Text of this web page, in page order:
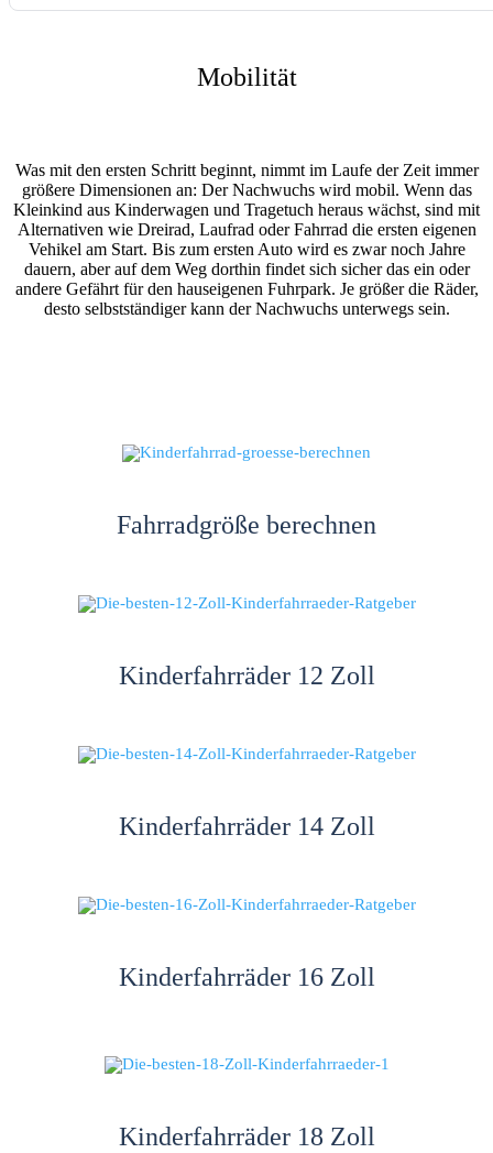
Mobilität
Was mit den ersten Schritt beginnt, nimmt im Laufe der Zeit immer
größere Dimensionen an: Der Nachwuchs wird mobil. Wenn das
Kleinkind aus Kinderwagen und Tragetuch heraus wächst, sind mit
Alternativen wie Dreirad, Laufrad oder Fahrrad die ersten eigenen
Vehikel am Start. Bis zum ersten Auto wird es zwar noch Jahre
dauern, aber auf dem Weg dorthin findet sich sicher das ein oder
andere Gefährt für den hauseigenen Fuhrpark. Je größer die Räder,
desto selbstständiger kann der Nachwuchs unterwegs sein.
Fahrradgröße berechnen
Kinderfahrräder 12 Zoll
Kinderfahrräder 14 Zoll
Kinderfahrräder 16 Zoll
Kinderfahrräder 18 Zoll